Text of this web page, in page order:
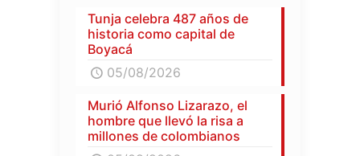
Tunja celebra 487 años de
historia como capital de
Boyacá
05/08/2026
Murió Alfonso Lizarazo, el
hombre que llevó la risa a
millones de colombianos